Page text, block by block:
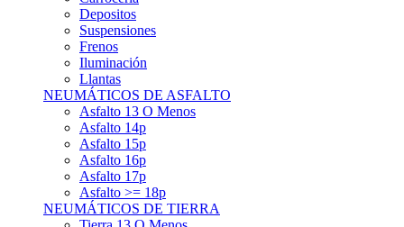
Depositos
Suspensiones
Frenos
Iluminación
Llantas
NEUMÁTICOS DE ASFALTO
Asfalto 13 O Menos
Asfalto 14p
Asfalto 15p
Asfalto 16p
Asfalto 17p
Asfalto >= 18p
NEUMÁTICOS DE TIERRA